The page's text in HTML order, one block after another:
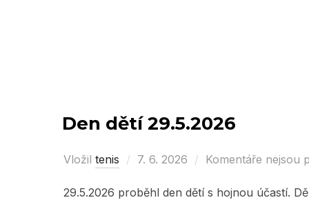
Den dětí 29.5.2026
Vložil tenis
Posted
7. 6. 2026 Komentáře nejsou
29.5.2026 proběhl den dětí s hojnou účastí.